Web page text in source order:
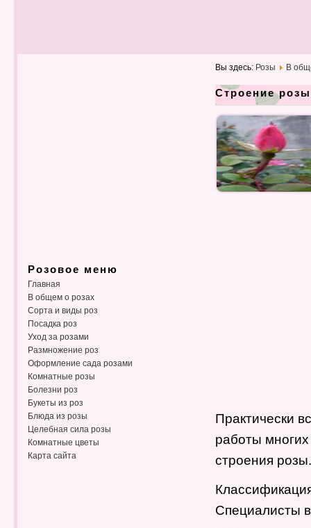
Розовое меню
Главная
В общем о розах
Сорта и виды роз
Посадка роз
Уход за розами
Размножение роз
Оформление сада розами
Комнатные розы
Болезни роз
Букеты из роз
Блюда из розы
Целебная сила розы
Комнатные цветы
Карта сайта
Вы здесь: Розы В
Строение розы
Практически
работы
строения розы.
Специалисты